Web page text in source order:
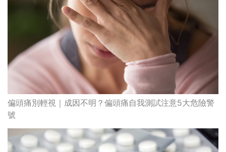
偏頭痛別輕視｜成因不明？偏頭痛自我測試注意5大危險警
號